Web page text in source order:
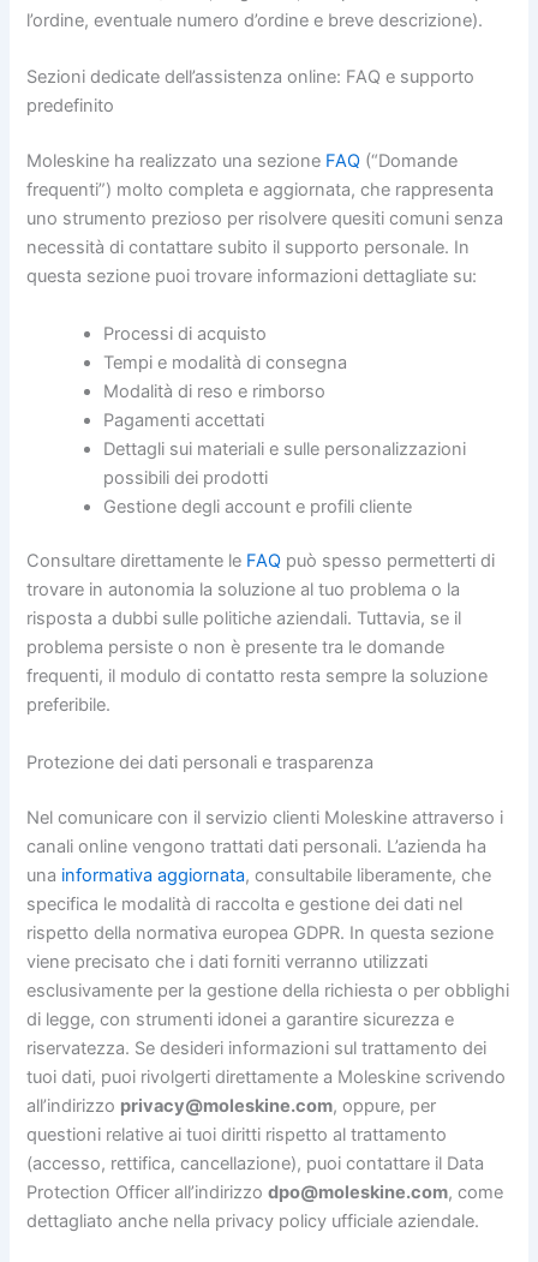
l’ordine, eventuale numero d’ordine e breve descrizione).
Sezioni dedicate dell’assistenza online: FAQ e supporto
predefinito
Moleskine ha realizzato una sezione FAQ (“Domande
frequenti”) molto completa e aggiornata, che rappresenta
uno strumento prezioso per risolvere quesiti comuni senza
necessità di contattare subito il supporto personale. In
questa sezione puoi trovare informazioni dettagliate su:
Processi di acquisto
Tempi e modalità di consegna
Modalità di reso e rimborso
Pagamenti accettati
Dettagli sui materiali e sulle personalizzazioni
possibili dei prodotti
Gestione degli account e profili cliente
Consultare direttamente le FAQ può spesso permetterti di
trovare in autonomia la soluzione al tuo problema o la
risposta a dubbi sulle politiche aziendali. Tuttavia, se il
problema persiste o non è presente tra le domande
frequenti, il modulo di contatto resta sempre la soluzione
preferibile.
Protezione dei dati personali e trasparenza
Nel comunicare con il servizio clienti Moleskine attraverso i
canali online vengono trattati dati personali. L’azienda ha
una informativa aggiornata, consultabile liberamente, che
specifica le modalità di raccolta e gestione dei dati nel
rispetto della normativa europea GDPR. In questa sezione
viene precisato che i dati forniti verranno utilizzati
esclusivamente per la gestione della richiesta o per obblighi
di legge, con strumenti idonei a garantire sicurezza e
riservatezza. Se desideri informazioni sul trattamento dei
tuoi dati, puoi rivolgerti direttamente a Moleskine scrivendo
all’indirizzo privacy@moleskine.com, oppure, per
questioni relative ai tuoi diritti rispetto al trattamento
(accesso, rettifica, cancellazione), puoi contattare il Data
Protection Officer all’indirizzodpo@moleskine.com, come
dettagliato anche nella privacy policy ufficiale aziendale.